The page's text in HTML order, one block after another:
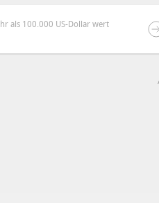
als 100.000 US-Dollar wert